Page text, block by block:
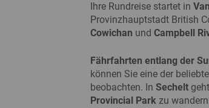
Ihre Rundreise startet in
Provinzhauptstadt British
Cowichan und Campbell
Fährfahrten entlang der
können Sie eine der
beobachten. In Sechelt
Provincial Parkzu wandern